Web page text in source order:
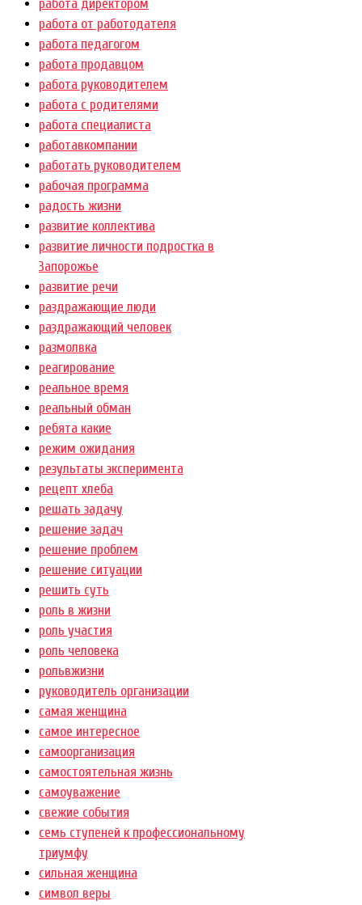
работа директором
работа от работодателя
работа педагогом
работа продавцом
работа руководителем
работа с родителями
работа специалиста
работавкомпании
работать руководителем
рабочая программа
радость жизни
развитие коллектива
развитие личности подростка в
Запорожье
развитие речи
раздражающие люди
раздражающий человек
размолвка
реагирование
реальное время
реальный обман
ребята какие
режим ожидания
результаты эксперимента
рецепт хлеба
решать задачу
решение задач
решение проблем
решение ситуации
решить суть
роль в жизни
роль участия
роль человека
рольвжизни
руководитель организации
самая женщина
самое интересное
самоорганизация
самостоятельная жизнь
самоуважение
свежие события
семь ступеней к профессиональному
триумфу
сильная женщина
символ веры